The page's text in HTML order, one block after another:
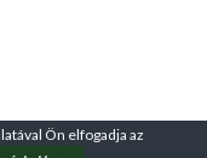
Ön elfogadja az